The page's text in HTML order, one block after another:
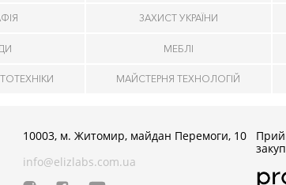
ЗАХИСТ УКРАЇНИ
МЕБЛІ
МАЙСТЕРНЯ ТЕХНОЛОГІЙ
10003, м. Житомир, майдан Перемоги, 10
info@elizlabs.com.ua